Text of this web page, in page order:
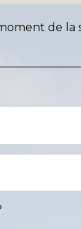
de la